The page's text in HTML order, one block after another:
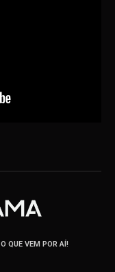
O QUE VEM POR AÍ!